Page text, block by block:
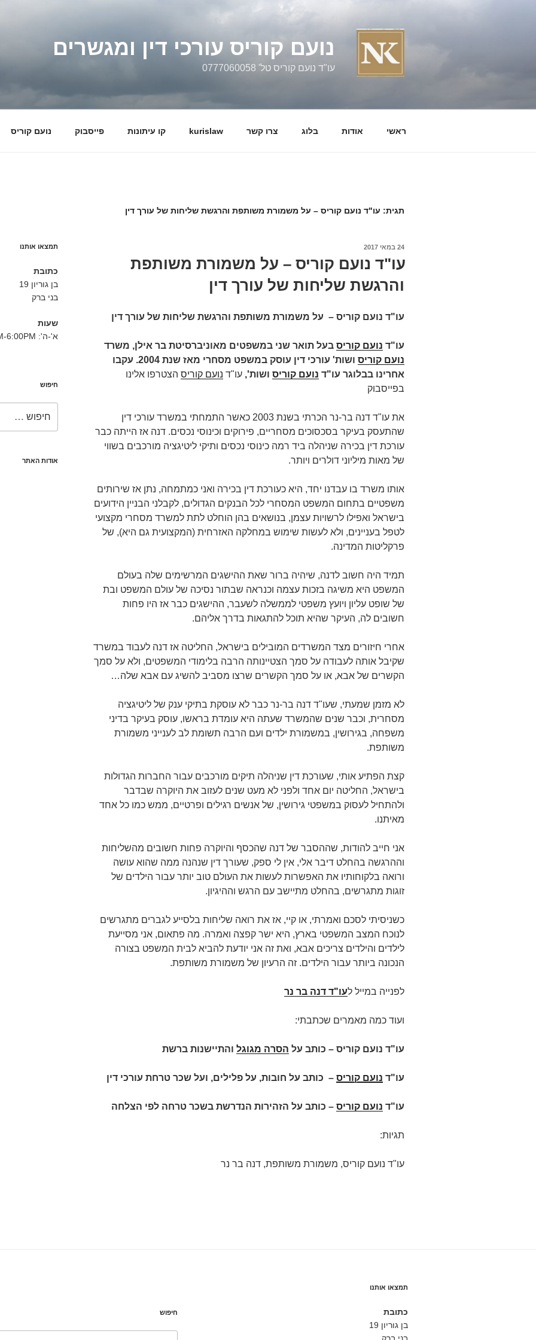
נועם קוריס עורכי דין ומגשרים
עו"ד נועם קוריס טל' 0777060058
ראשי אודות בלוג צרו קשר kurislaw קו עיתונות פייסבוק נועם קוריס
תגית: עו"ד נועם קוריס – על משמורת משותפת והרגשת שליחות של עורך דין
פורסם
24 במאי 2017
עו"ד נועם קוריס – על משמורת משותפת
והרגשת שליחות של עורך דין
עו"ד נועם קוריס – על משמורת משותפת והרגשת שליחות של עורך דין
עו"ד נועם קוריס בעל תואר שני במשפטים מאוניברסיטת בר אילן, משרד
נועם קוריס
ושות' עורכי דין עוסק במשפט מסחרי מאז שנת 2004. עקבו
אחרינו בבלוגר עו"ד נועם קוריס ושות', עו"ד נועם קוריס הצטרפו אלינו
בפייסבוק
את עו"ד דנה בר-נר הכרתי בשנת 2003 כאשר התמחתי במשרד עורכי דין
שהתעסק בעיקר בסכסוכים מסחריים, פירוקים וכינוסי נכסים. דנה אז הייתה כבר
עורכת דין בכירה שניהלה ביד רמה כינוסי נכסים ותיקי ליטיגציה מורכבים בשווי
של מאות מיליוני דולרים ויותר.
אותו משרד בו עבדנו יחד, היא כעורכת דין בכירה ואני כמתמחה, נתן אז שירותים
משפטיים בתחום המשפט המסחרי לכל הבנקים הגדולים, לקבלני הבניין הידועים
בישראל ואפילו לרשויות עצמן, בנושאים בהן הוחלט לתת למשרד מסחרי מקצועי
לטפל בעניינים, ולא לעשות שימוש במחלקה האזרחית (המקצועית גם היא), של
פרקליטות המדינה.
תמיד היה חשוב לדנה, שיהיה ברור שאת ההישגים המרשימים שלה בעולם
המשפט היא משיגה בזכות עצמה וכנראה שבתור נסיכה של עולם המשפט ובת
של שופט עליון ויועץ משפטי לממשלה לשעבר, ההישגים כבר אז היו פחות
חשובים לה, העיקר שהיא תוכל להתגאות בדרך אליהם.
אחרי חיזורים מצד המשרדים המובילים בישראל, החליטה אז דנה לעבוד במשרד
שקיבל אותה לעבודה על סמך הצטיינותה הרבה בלימודי המשפטים, ולא על סמך
הקשרים של אבא, או על סמך הקשרים שרצו מסביב להשיג עם אבא שלה…
לא מזמן שמעתי, שעו"ד דנה בר-נר כבר לא עוסקת בתיקי ענק של ליטיגציה
מסחרית, וכבר שנים שהמשרד שעתה היא עומדת בראשו, עוסק בעיקר בדיני
משפחה, בגירושין, במשמורת ילדים ועם הרבה תשומת לב לענייני משמורת
משותפת.
קצת הפתיע אותי, שעורכת דין שניהלה תיקים מורכבים עבור החברות הגדולות
בישראל, החליטה יום אחד ולפני לא מעט שנים לעזוב את היוקרה שבדבר
ולהתחיל לעסוק במשפטי גירושין, של אנשים רגילים ופרטיים, ממש כמו כל אחד
מאיתנו.
אני חייב להודות, שההסבר של דנה שהכסף והיוקרה פחות חשובים מהשליחות
וההרגשה בהחלט דיבר אלי, אין לי ספק, שעורך דין שנהנה ממה שהוא עושה
ורואה בלקוחותיו את האפשרות לעשות את העולם טוב יותר עבור הילדים של
זוגות מתגרשים, בהחלט מתיישב עם הרגש וההיגיון.
כשניסיתי לסכם ואמרתי, או קיי, אז את רואה שליחות בלסייע לגברים מתגרשים
לנוכח המצב המשפטי בארץ, היא ישר קפצה ואמרה. מה פתאום, אני מסייעת
לילדים והילדים צריכים אבא, ואת זה אני יודעת להביא לבית המשפט בצורה
הנכונה ביותר עבור הילדים. זה הרעיון של משמורת משותפת.
לפנייה במייל לעו"ד דנה בר נר
ועוד כמה מאמרים שכתבתי:
עו"ד נועם קוריס – כותב על הסרה מגוגל והתיישנות ברשת
עו"ד נועם קוריס – כותב על חובות, על פלילים, ועל שכר טרחת עורכי דין
עו"ד נועם קוריס – כותב על הזהירות הנדרשת בשכר טרחה לפי הצלחה
תגיות:
עו"ד נועם קוריס, משמורת משותפת, דנה בר נר
תמצאו אותנו
כתובת
בן גוריון 19
בני ברק
שעות
א'-ה': 8:30AM-6:00PM
חיפוש
אודות האתר
תמצאו אותנו
כתובת
בן גוריון 19
בני ברק
חיפוש